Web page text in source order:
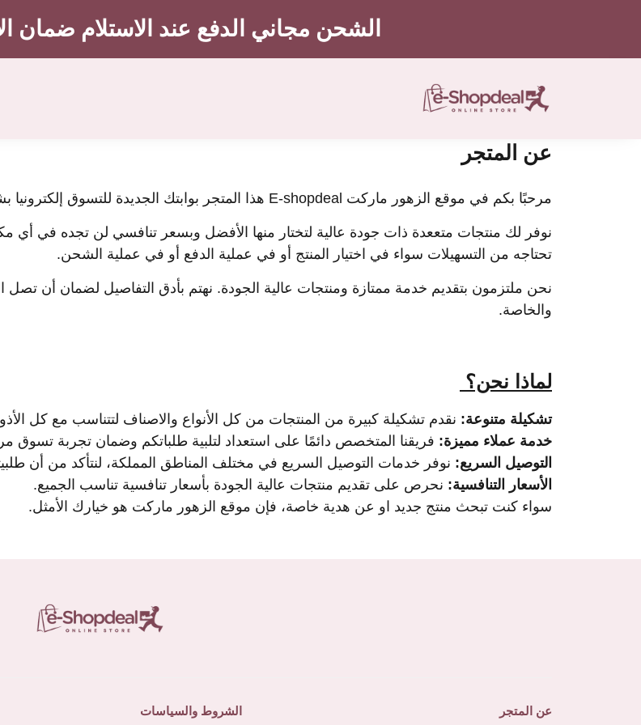
الشحن مجاني الدفع عند الاستلام ضمان
عن المتجر
مرحبًا بكم في موقع الزهور ماركت E-shopdeal هذا المتجر بوابتك الجديدة للتسوق إلكترونيا بشكل سهل وبسيط.
نوفر لك منتجات متععدة ذات جودة عالية لتختار منها الأفضل وبسعر تنافسي لن تجده في أي
تحتاجه من التسهيلات سواء في اختيار المنتج أو في عملية الدفع أو في عملية الشحن.
نحن ملتزمون بتقديم خدمة ممتازة ومنتجات عالية الجودة. نهتم بأدق التفاصيل لضمان أن
والخاصة.
لماذا نحن؟
تشكيلة متنوعة: نقدم تشكيلة كبيرة من المنتجات من كل الأنواع والاصناف لتتناسب مع كل
خدمة عملاء مميزة: فريقنا المتخصص دائمًا على استعداد لتلبية طلباتكم وضمان تجربة تسوق
التوصيل السريع: نوفر خدمات التوصيل السريع في مختلف المناطق المملكة، لنتأكد من أن
الأسعار التنافسية: نحرص على تقديم منتجات عالية الجودة بأسعار تنافسية تناسب الجميع.
سواء كنت تبحث منتج جديد او عن هدية خاصة، فإن موقع الزهور ماركت هو خيارك الأمثل.
عن المتجر الشروط والسياسات